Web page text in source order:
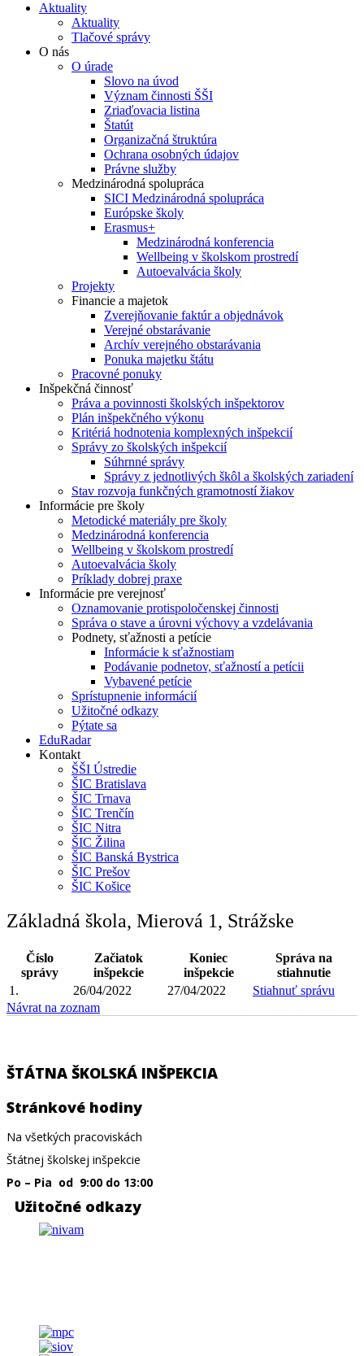
Aktuality
Aktuality
Tlačové správy
O nás
O úrade
Slovo na úvod
Význam činnosti ŠŠI
Zriaďovacia listina
Štatút
Organizačná štruktúra
Ochrana osobných údajov
Právne služby
Medzinárodná spolupráca
SICI Medzinárodná spolupráca
Európske školy
Erasmus+
Medzinárodná konferencia
Wellbeing v školskom prostredí
Autoevalvácia školy
Projekty
Financie a majetok
Zverejňovanie faktúr a objednávok
Verejné obstarávanie
Archív verejného obstarávania
Ponuka majetku štátu
Pracovné ponuky
Inšpekčná činnosť
Práva a povinnosti školských inšpektorov
Plán inšpekčného výkonu
Kritériá hodnotenia komplexných inšpekcií
Správy zo školských inšpekcií
Súhrnné správy
Správy z jednotlivých škôl a školských zariadení
Stav rozvoja funkčných gramotností žiakov
Informácie pre školy
Metodické materiály pre školy
Medzinárodná konferencia
Wellbeing v školskom prostredí
Autoevalvácia školy
Príklady dobrej praxe
Informácie pre verejnosť
Oznamovanie protispoločenskej činnosti
Správa o stave a úrovni výchovy a vzdelávania
Podnety, sťažnosti a petície
Informácie k sťažnostiam
Podávanie podnetov, sťažností a petícii
Vybavené petície
Sprístupnenie informácií
Užitočné odkazy
Pýtate sa
EduRadar
Kontakt
ŠŠI Ústredie
ŠIC Bratislava
ŠIC Trnava
ŠIC Trenčín
ŠIC Nitra
ŠIC Žilina
ŠIC Banská Bystrica
ŠIC Prešov
ŠIC Košice
Základná škola, Mierová 1, Strážske
Číslo
správy
Začiatok
inšpekcie
Koniec
inšpekcie
Správa na
stiahnutie
1.
26/04/2022 27/04/2022
Stiahnuť správu
Návrat na zoznam
ŠTÁTNA ŠKOLSKÁ INŠPEKCIA
Stránkové hodiny​
Na všetkých pracoviskách
Štátnej školskej inšpekcie
Po – Pia od 9:00 do 13:00
Užitočné odkazy